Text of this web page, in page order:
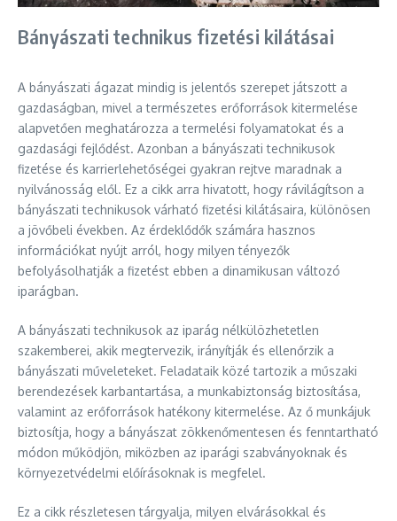
Bányászati technikus fizetési kilátásai
A bányászati ágazat mindig is jelentős szerepet játszott a
gazdaságban, mivel a természetes erőforrások kitermelése
alapvetően meghatározza a termelési folyamatokat és a
gazdasági fejlődést. Azonban a bányászati technikusok
fizetése és karrierlehetőségei gyakran rejtve maradnak a
nyilvánosság elől. Ez a cikk arra hivatott, hogy rávilágítson a
bányászati technikusok várható fizetési kilátásaira, különösen
a jövőbeli években. Az érdeklődők számára hasznos
információkat nyújt arról, hogy milyen tényezők
befolyásolhatják a fizetést ebben a dinamikusan változó
iparágban.
A bányászati technikusok az iparág nélkülözhetetlen
szakemberei, akik megtervezik, irányítják és ellenőrzik a
bányászati műveleteket. Feladataik közé tartozik a műszaki
berendezések karbantartása, a munkabiztonság biztosítása,
valamint az erőforrások hatékony kitermelése. Az ő munkájuk
biztosítja, hogy a bányászat zökkenőmentesen és fenntartható
módon működjön, miközben az iparági szabványoknak és
környezetvédelmi előírásoknak is megfelel.
Ez a cikk részletesen tárgyalja, milyen elvárásokkal és